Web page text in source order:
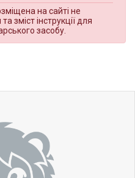
на сайті не
зміст інструкції для
засобу.